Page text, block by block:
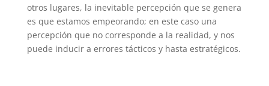
otros lugares, la inevitable percepción que se genera
es que estamos empeorando; en este caso una
percepción que no corresponde a la realidad, y nos
puede inducir a errores tácticos y hasta estratégicos.